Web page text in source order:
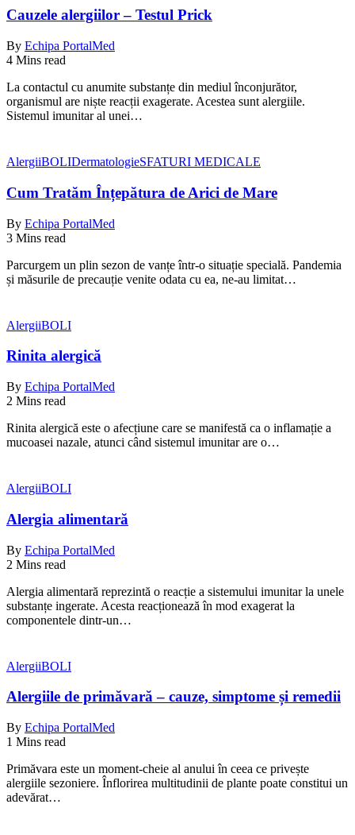
Cauzele alergiilor – Testul Prick
By Echipa PortalMed
4 Mins read
La contactul cu anumite substanțe din mediul înconjurător,
organismul are niște reacții exagerate. Acestea sunt alergiile.
Sistemul imunitar al unei…
AlergiiBOLIDermatologieSFATURI MEDICALE
Cum Tratăm Înțepătura de Arici de Mare
By Echipa PortalMed
3 Mins read
Parcurgem un plin sezon de vanțe într-o situație specială. Pandemia
și măsurile de precauție venite odata cu ea, ne-au limitat…
AlergiiBOLI
Rinita alergică
By Echipa PortalMed
2 Mins read
Rinita alergică este o afecțiune care se manifestă ca o inflamație a
mucoasei nazale, atunci când sistemul imunitar are o…
AlergiiBOLI
Alergia alimentară
By Echipa PortalMed
2 Mins read
Alergia alimentară reprezintă o reacție a sistemului imunitar la unele
substanțe ingerate. Acesta reacționează în mod exagerat la
componentele dintr-un…
AlergiiBOLI
Alergiile de primăvară – cauze, simptome și remedii
By Echipa PortalMed
1 Mins read
Primăvara este un moment-cheie al anului în ceea ce privește
alergiile sezoniere. Înflorirea multitudinii de plante poate constitui un
adevărat…